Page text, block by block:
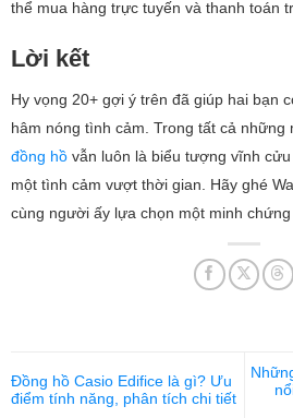
thể mua hàng trực tuyến và thanh toán
Lời kết
Hy vọng 20+ gợi ý trên đã giúp hai bạn
hâm nóng tình cảm. Trong tất cả những
đồng hồ vẫn luôn là biểu tượng vĩnh
một tình cảm vượt thời gian. Hãy ghé
cùng người ấy lựa chọn một minh
Đồng hồ Casio Edifice là gì? Ưu
điểm tính năng, phân tích chi tiết